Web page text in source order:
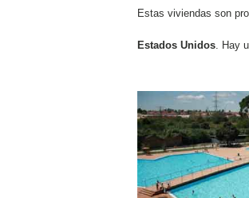
Estas viviendas son
Estados Unidos. Hay